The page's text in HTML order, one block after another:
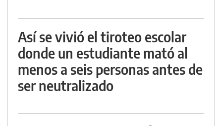
Así se vivió el tiroteo escolar
donde un estudiante mató al
menos a seis personas antes de
ser neutralizado